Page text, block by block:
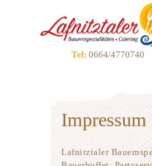
Tel: 0664/4770740
HOME
WER WIR
SO SIEHT´S
KONTAKT
Impressum
Lafnitztaler